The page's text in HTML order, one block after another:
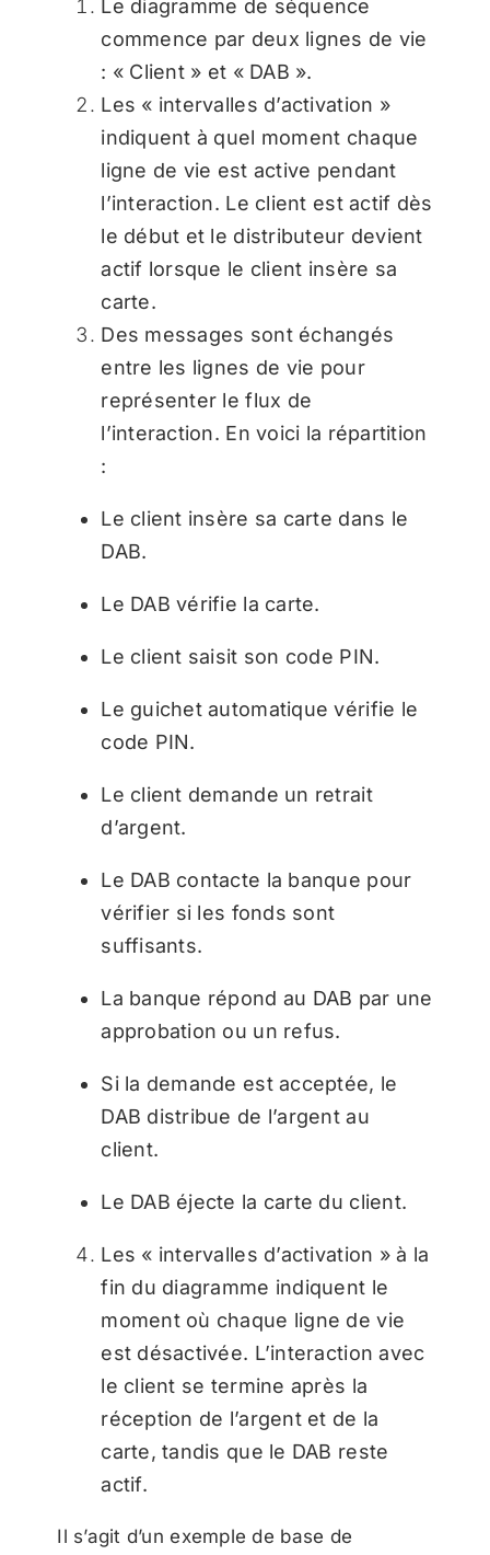
Le diagramme de séquence
commence par deux lignes de vie
: « Client » et « DAB ».
Les « intervalles d’activation »
indiquent à quel moment chaque
ligne de vie est active pendant
l’interaction. Le client est actif dès
le début et le distributeur devient
actif lorsque le client insère sa
carte.
Des messages sont échangés
entre les lignes de vie pour
représenter le flux de
l’interaction. En voici la répartition
:
Le client insère sa carte dans le
DAB.
Le DAB vérifie la carte.
Le client saisit son code PIN.
Le guichet automatique vérifie le
code PIN.
Le client demande un retrait
d’argent.
Le DAB contacte la banque pour
vérifier si les fonds sont
suffisants.
La banque répond au DAB par une
approbation ou un refus.
Si la demande est acceptée, le
DAB distribue de l’argent au
client.
Le DAB éjecte la carte du client.
Les « intervalles d’activation » à la
fin du diagramme indiquent le
moment où chaque ligne de vie
est désactivée. L’interaction avec
le client se termine après la
réception de l’argent et de la
carte, tandis que le DAB reste
actif.
Il s’agit d’un exemple de base de